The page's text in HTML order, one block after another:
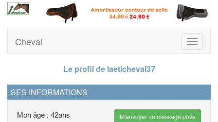
Toggle
Cheval
Le profil de laeticheval37
SES INFORMATIONS
Mon âge : 42ans
M'envoyer un message privé